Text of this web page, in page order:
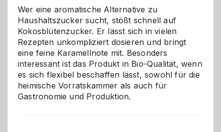
für
Hunde
im
eigenen
Zuhause
Wer eine aromatische Alternative zu
Haushaltszucker sucht, stößt schnell auf
Kokosblütenzucker. Er lässt sich in vielen
Rezepten unkompliziert dosieren und bringt
eine feine Karamellnote mit. Besonders
interessant ist das Produkt in Bio-Qualität, wenn
es sich flexibel beschaffen lässt, sowohl für die
heimische Vorratskammer als auch für
Gastronomie und Produktion.